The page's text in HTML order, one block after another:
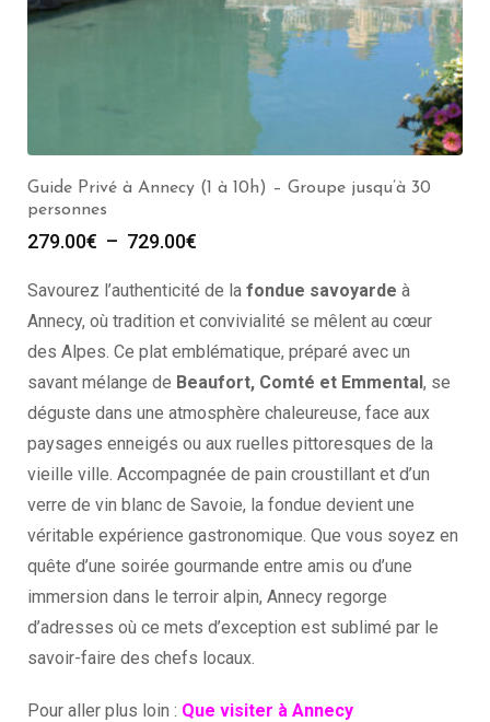
Guide Privé à Annecy (1 à 10h) – Groupe jusqu’à 30
personnes
279.00€ – 729.00€
Savourez l’authenticité de la fondue savoyarde à
Annecy, où tradition et convivialité se mêlent au cœur
des Alpes. Ce plat emblématique, préparé avec un
savant mélange de Beaufort, Comté et Emmental, se
déguste dans une atmosphère chaleureuse, face aux
paysages enneigés ou aux ruelles pittoresques de la
vieille ville. Accompagnée de pain croustillant et d’un
verre de vin blanc de Savoie, la fondue devient une
véritable expérience gastronomique. Que vous soyez en
quête d’une soirée gourmande entre amis ou d’une
immersion dans le terroir alpin, Annecy regorge
d’adresses où ce mets d’exception est sublimé par le
savoir-faire des chefs locaux.
Pour aller plus loin : Que visiter à Annecy